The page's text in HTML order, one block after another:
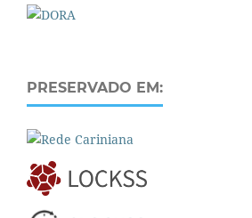
PRESERVADO EM: